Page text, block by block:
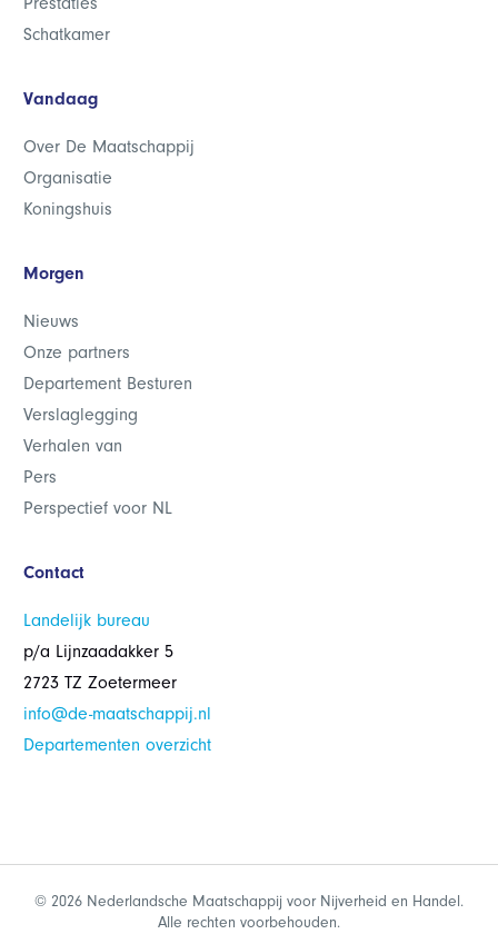
Schatkamer
Vandaag
Over De Maatschappij
Organisatie
Koningshuis
Morgen
Nieuws
Onze partners
Departement Besturen
Verslaglegging
Verhalen van
Pers
Perspectief voor NL
Contact
Landelijk bureau
p/a Lijnzaadakker 5
2723 TZ Zoetermeer
info@de-maatschappij.nl
Departementen overzicht
© 2026 Nederlandsche Maatschappij voor Nijverheid en Handel.
Alle rechten voorbehouden.